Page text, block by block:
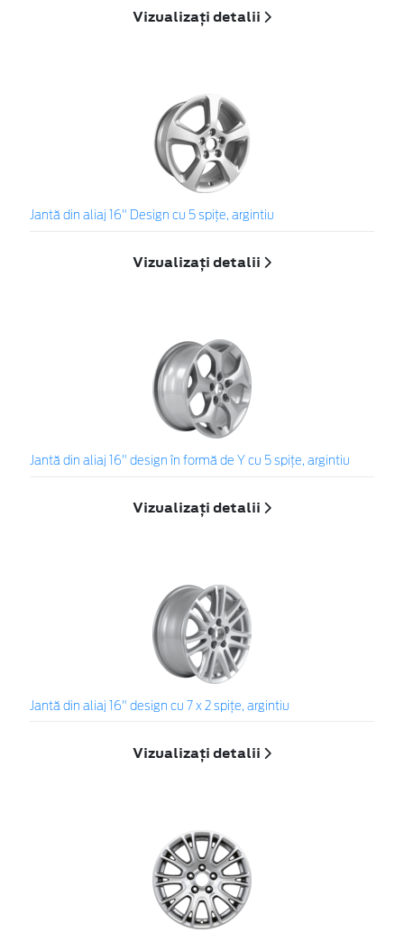
Vizualizați detalii
Jantă din aliaj 16" Design cu 5 spiţe, argintiu
Vizualizați detalii
Jantă din aliaj 16" design în formă de Y cu 5 spiţe, argintiu
Vizualizați detalii
Jantă din aliaj 16" design cu 7 x 2 spiţe, argintiu
Vizualizați detalii